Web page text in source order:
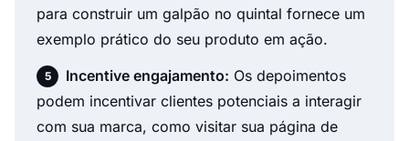
para construir um galpão no quintal fornece um
exemplo prático do seu produto em ação.
Incentive engajamento: Os depoimentos
podem incentivar clientes potenciais a interagir
com sua marca, como visitar sua página de